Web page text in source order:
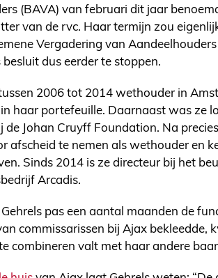
(BAVA) van februari dit jaar
van de rvc. Haar termijn zou
Vergadering van
besluit dus eerder te stoppen.
2006 tot 2014 wethouder in
haar portefeuille. Daarnaast was ze
de Johan Cruyff Foundation. Na
afscheid te nemen als wethouder en
Sinds 2014 is ze directeur bij het
Arcadis.
pas een aantal maanden de
commissarissen bij Ajax bekleedde,
combineren valt met haar andere